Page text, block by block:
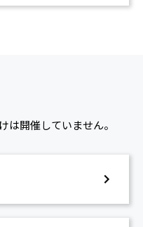
開催していません。